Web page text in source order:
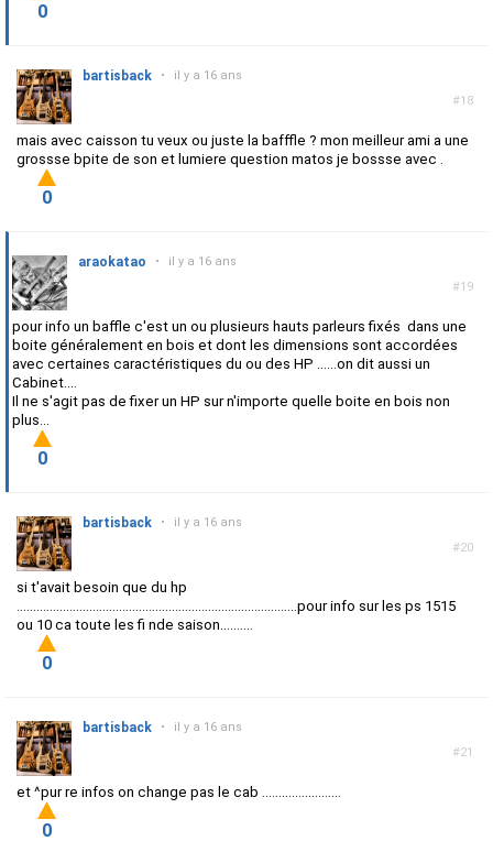
0
#18
bartisback • il y a 16 ans
mais avec caisson tu veux ou juste la bafffle ? mon meilleur ami a une
grossse bpite de son et lumiere question matos je bossse avec .
0
#19
araokatao • il y a 16 ans
pour info un baffle c'est un ou plusieurs hauts parleurs fixés dans une
boite généralement en bois et dont les dimensions sont accordées
avec certaines caractéristiques du ou des HP ......on dit aussi un
Cabinet....
Il ne s'agit pas de fixer un HP sur n'importe quelle boite en bois non
plus...
0
#20
bartisback • il y a 16 ans
si t'avait besoin que du hp
.....................................................................................pour info sur les ps 1515
ou 10 ca toute les fi nde saison..........
0
#21
bartisback • il y a 16 ans
et ^pur re infos on change pas le cab ........................
0